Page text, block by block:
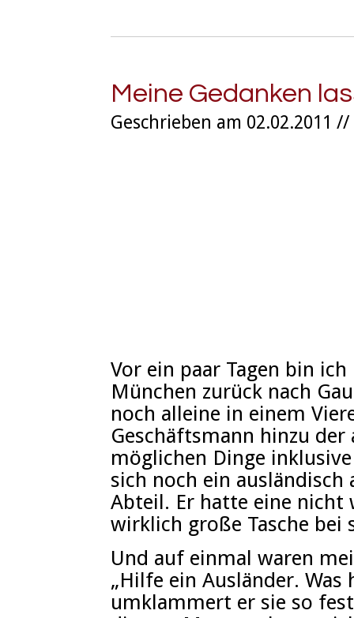
Meine Gedanken
Geschrieben am 02.02.2011 //
Vor ein paar Tagen bin
München zurück nach
noch alleine in einem
Geschäftsmann hinzu der
möglichen Dinge
sich noch ein ausländisch
Abteil. Er hatte eine nicht
wirklich große Tasche
Und auf einmal waren
„Hilfe ein Ausländer. Was
umklammert er sie so